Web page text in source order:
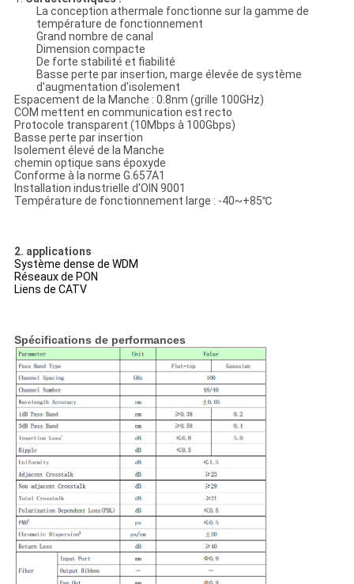
La conception athermale fonctionne sur la gamme de
température de fonctionnement
Grand nombre de canal
Dimension compacte
De forte stabilité et fiabilité
Basse perte par insertion, marge élevée de système
d'augmentation d'isolement
Espacement de la Manche : 0.8nm (grille 100GHz)
COM mettent en communication est recto
Protocole transparent (10Mbps à 100Gbps)
Basse perte par insertion
Isolement élevé de la Manche
chemin optique sans époxyde
Conforme à la norme G.657A1
Installation industrielle d'OIN 9001
Température de fonctionnement large : -40~+85℃
2. applications
Système dense de WDM
Réseaux de PON
Liens de CATV
Spécifications de performances